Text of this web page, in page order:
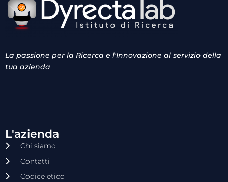
La passione per la Ricerca e l'Innovazione al servizio della
tua azienda
L'azienda
Chi siamo
Contatti
Codice etico